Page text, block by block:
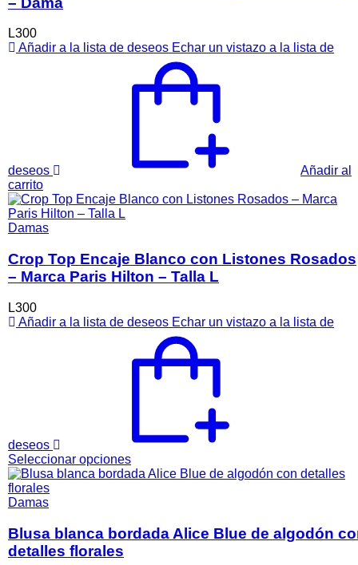
L300
Añadir a la lista de deseos Echar un vistazo a la lista de
deseos
Añadir al
carrito
Damas
Crop Top Encaje Blanco con Listones Rosados
– Marca Paris Hilton – Talla L
L300
Añadir a la lista de deseos Echar un vistazo a la lista de
deseos
Seleccionar opcionesEste
producto
Las
opciones
Damas
Blusa blanca bordada Alice Blue de algodón
detalles florales